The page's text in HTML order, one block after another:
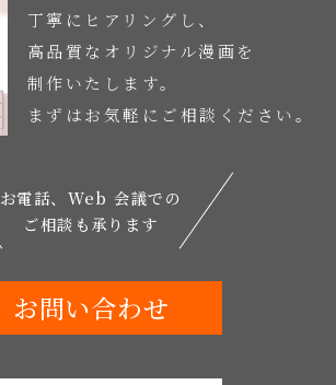
お電話、Web 会議での
ご相談も承ります
お問い合わせ
丁寧にヒアリングし、
高品質なオリジナル漫画を
制作いたします。
まずはお気軽にご相談ください。